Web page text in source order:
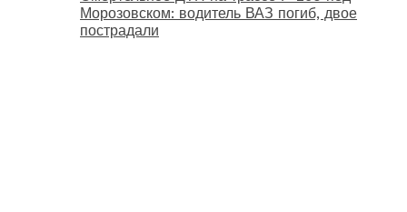
Морозовском: водитель ВАЗ погиб, двое
пострадали